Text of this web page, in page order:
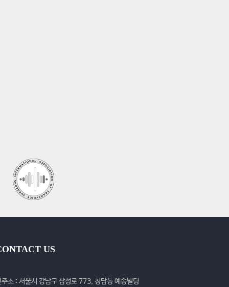
US
주소 : 서울시 강남구 삼성로 773, 청담동 예송빌딩